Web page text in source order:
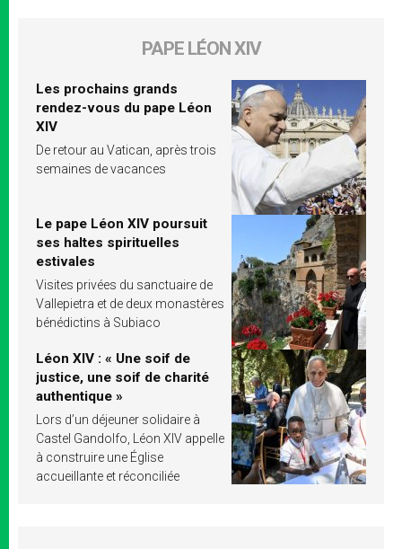
PAPE LÉON XIV
Les prochains grands
rendez-vous du pape Léon
XIV
De retour au Vatican, après trois
semaines de vacances
Le pape Léon XIV poursuit
ses haltes spirituelles
estivales
Visites privées du sanctuaire de
Vallepietra et de deux monastères
bénédictins à Subiaco
Léon XIV : « Une soif de
justice, une soif de charité
authentique »
Lors d’un déjeuner solidaire à
Castel Gandolfo, Léon XIV appelle
à construire une Église
accueillante et réconciliée